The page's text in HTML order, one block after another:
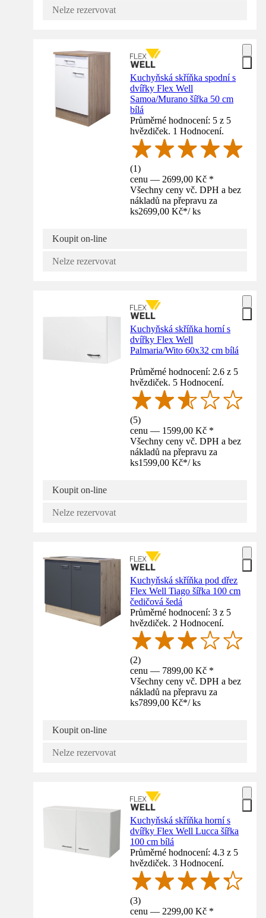
Nelze rezervovat
Kuchyňská skříňka spodní s
dvířky Flex Well
Samoa/Murano šířka 50 cm
bílá
Průměrné hodnocení: 5 z 5
hvězdiček. 1 Hodnocení.
(1)
cenu — 2699,00 Kč *
Všechny ceny vč. DPH a bez
nákladů na přepravu za
ks2699,00 Kč*/ ks
Koupit on-line
Nelze rezervovat
Kuchyňská skříňka horní s
dvířky Flex Well
Palmaria/Wito 60x32 cm bílá
Průměrné hodnocení: 2.6 z 5
hvězdiček. 5 Hodnocení.
(5)
cenu — 1599,00 Kč *
Všechny ceny vč. DPH a bez
nákladů na přepravu za
ks1599,00 Kč*/ ks
Koupit on-line
Nelze rezervovat
Kuchyňská skříňka pod dřez
Flex Well Tiago šířka 100 cm
čedičová šedá
Průměrné hodnocení: 3 z 5
hvězdiček. 2 Hodnocení.
(2)
cenu — 7899,00 Kč *
Všechny ceny vč. DPH a bez
nákladů na přepravu za
ks7899,00 Kč*/ ks
Koupit on-line
Nelze rezervovat
Kuchyňská skříňka horní s
dvířky Flex Well Lucca šířka
100 cm bílá
Průměrné hodnocení: 4.3 z 5
hvězdiček. 3 Hodnocení.
(3)
cenu — 2299,00 Kč *